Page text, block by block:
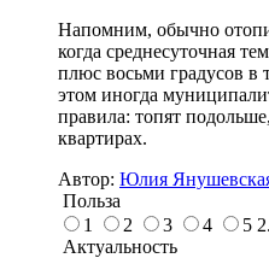
Напомним, обычно
когда среднесуточная
плюс восьми градусов в
этом иногда
правила: топят
квартирах.
Автор: Юлия
Польза
1
2 3 4 5
Актуальность